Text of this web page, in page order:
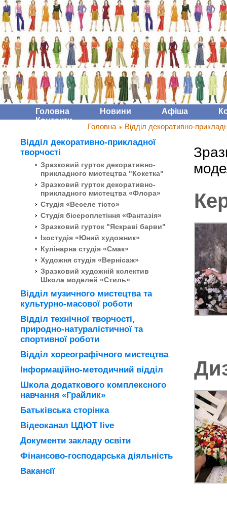
Головна Новини Афіша
Контакти
Головна Відділ декоративно-
Відділ декоративно-прикладної
творчості
Зразковий гурток декоративно-
прикладного мистецтва "Кокетка"
Зразковий гурток декоративно-
прикладного мистецтва «Флора»
Студія «Веселе тісто»
Студія бісероплетіння «Фантазія»
Зразковий гурток "Яскраві барви"
Ізостудія «Юний художник»
Кулінарна студія «Смак»
Художня студія «Вернісаж»
Зразковий художній колектив
Школа моделей «Стиль»
Відділ музичного мистецтва та
культурно-масової роботи
Відділ технічної творчості,
природно-натуралістичної та
спортивної роботи
Відділ хореографічного мистецтва
Інформаційно-методичний відділ
Школа додаткового комплексного
навчання «Грайлик»
Батьківська сторінка
Відеоканал ЦДЮТ live
Документи закладу освіти
Фінансово-господарська діяльність
Вакансії